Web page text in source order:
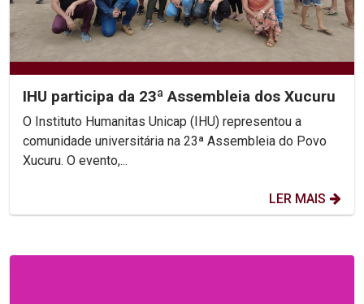
IHU participa da 23ª Assembleia dos Xucuru
O Instituto Humanitas Unicap (IHU) representou a
comunidade universitária na 23ª Assembleia do Povo
Xucuru. O evento,...
LER MAIS